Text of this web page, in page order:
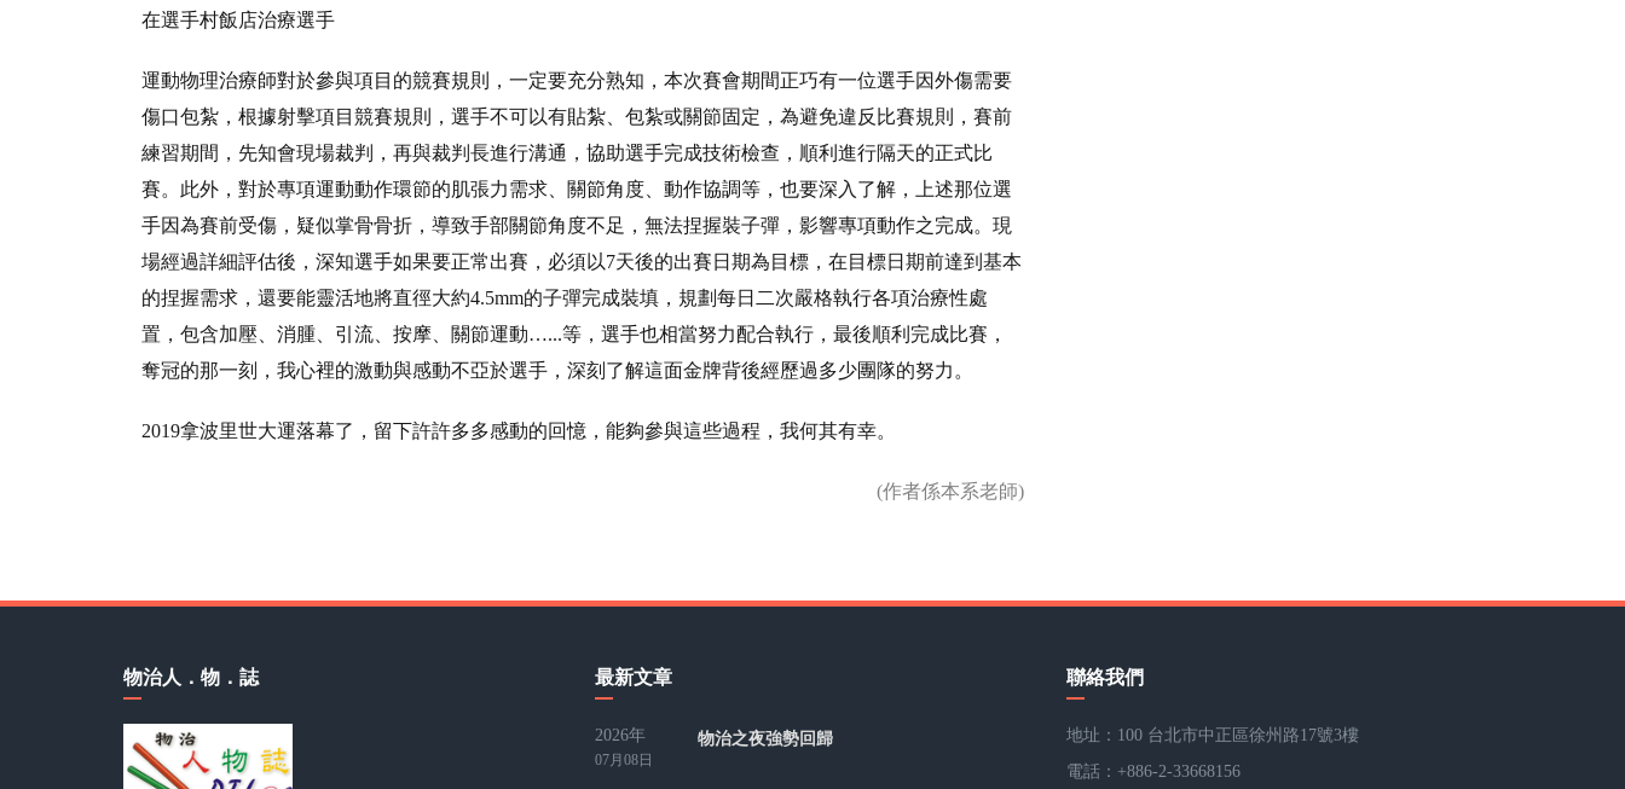
在選手村飯店治療選手
運動物理治療師對於參與項目的競賽規則，一定要充分熟知，本次賽會期間正巧有一位選手因外傷需要
傷口包紮，根據射擊項目競賽規則，選手不可以有貼紮、包紮或關節固定，為避免違反比賽規則，賽前
練習期間，先知會現場裁判，再與裁判長進行溝通，協助選手完成技術檢查，順利進行隔天的正式比
賽。此外，對於專項運動動作環節的肌張力需求、關節角度、動作協調等，也要深入了解，上述那位選
手因為賽前受傷，疑似掌骨骨折，導致手部關節角度不足，無法捏握裝子彈，影響專項動作之完成。現
場經過詳細評估後，深知選手如果要正常出賽，必須以7天後的出賽日期為目標，在目標日期前達到基本
的捏握需求，還要能靈活地將直徑大約4.5mm的子彈完成裝填，規劃每日二次嚴格執行各項治療性處
置，包含加壓、消腫、引流、按摩、關節運動…...等，選手也相當努力配合執行，最後順利完成比賽，
奪冠的那一刻，我心裡的激動與感動不亞於選手，深刻了解這面金牌背後經歷過多少團隊的努力。
2019拿波里世大運落幕了，留下許許多多感動的回憶，能夠參與這些過程，我何其有幸。
(作者係本系老師)
物治人．物．誌 最新文章
2026年
07月08日
物治之夜強勢回歸
聯絡我們
地址：100 台北市中正區徐州路17號3樓
電話：+886-2-33668156